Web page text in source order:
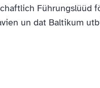
Führungslüüd
un dat Baltikum